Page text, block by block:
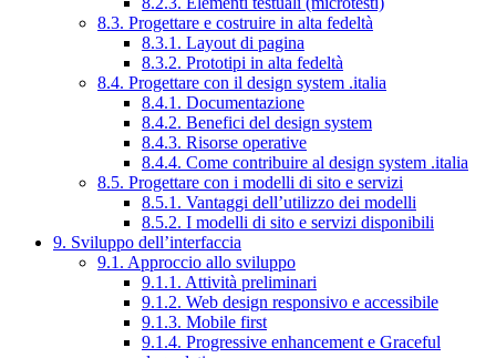
8.3. Progettare e costruire in alta fedeltà
8.3.1. Layout di pagina
8.3.2. Prototipi in alta fedeltà
8.4. Progettare con il design system .italia
8.4.1. Documentazione
8.4.2. Benefici del design system
8.4.3. Risorse operative
8.4.4. Come contribuire al design system .italia
8.5. Progettare con i modelli di sito e servizi
8.5.1. Vantaggi dell’utilizzo dei modelli
8.5.2. I modelli di sito e servizi disponibili
9. Sviluppo dell’interfaccia
9.1. Approccio allo sviluppo
9.1.1. Attività preliminari
9.1.2. Web design responsivo e accessibile
9.1.3. Mobile first
9.1.4. Progressive enhancement e Graceful